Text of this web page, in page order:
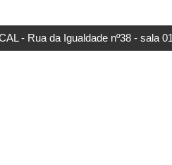
- Rua da Igualdade nº38 - sala